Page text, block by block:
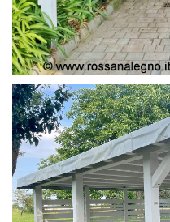
PERGOLA COPERTURA